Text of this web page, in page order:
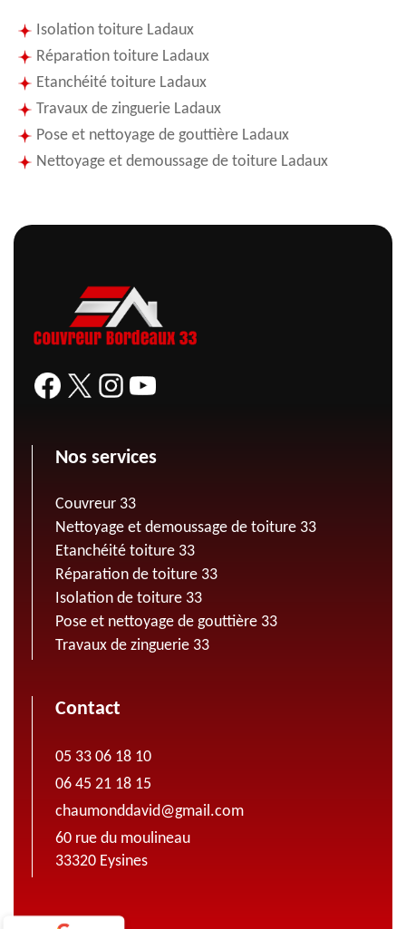
Isolation toiture Ladaux
Réparation toiture Ladaux
Etanchéité toiture Ladaux
Travaux de zinguerie Ladaux
Pose et nettoyage de gouttière Ladaux
Nettoyage et demoussage de toiture Ladaux
Nos services
Couvreur 33
Nettoyage et demoussage de toiture 33
Etanchéité toiture 33
Réparation de toiture 33
Isolation de toiture 33
Pose et nettoyage de gouttière 33
Travaux de zinguerie 33
Contact
05 33 06 18 10
06 45 21 18 15
chaumonddavid@gmail.com
60 rue du moulineau
33320 Eysines